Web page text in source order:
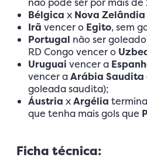
Bélgica x Nova Zelândia
Irã vencer o Egito, sem
Portugal não ser
RD Congo vencer o
Uruguai vencer a
vencer aArábia Saudita
goleada saudita);
Áustria xArgélia
que tenha mais gols que
Ficha técnica: